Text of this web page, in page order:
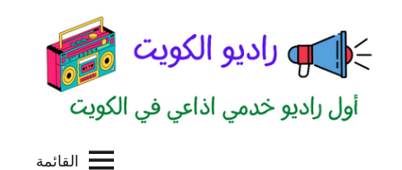
المحتوى
القائمة